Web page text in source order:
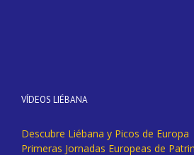
VÍDEOS LIÉBANA
Descubre Liébana y Picos de Europa
Primeras Jornadas Europeas de